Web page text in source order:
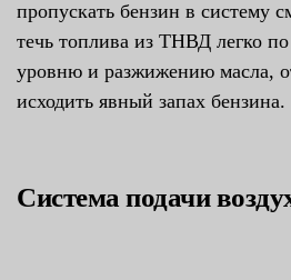
пропускать бензин в систему
течь топлива из ТНВД легко
уровню и разжижению масла,
исходить явный запах бензина.
Система подачи